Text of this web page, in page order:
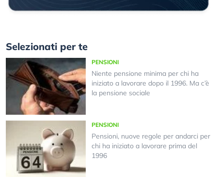
Selezionati per te
PENSIONI
Niente pensione minima per chi ha
iniziato a lavorare dopo il 1996. Ma c’è
la pensione sociale
PENSIONI
Pensioni, nuove regole per andarci per
chi ha iniziato a lavorare prima del
1996